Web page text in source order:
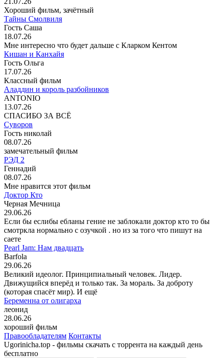
Хороший фильм, зачётный
Тайны Смолвиля
Гость Саша
18.07.26
Мне интересно что будет дальше с Кларком Кентом
Кишан и Канхайя
Гость Ольга
17.07.26
Классный фильм
Аладдин и король разбойников
ANTONIO
13.07.26
СПАСИБО ЗА ВСЁ
Суворов
Гость николай
08.07.26
замечательный фильм
РЭД 2
Геннадий
08.07.26
Мне нравится этот фильм
Доктор Кто
Черная Мечница
29.06.26
Если бы еслибы ебланы гение не заблокали доктор кто то бы
смотркла нормально с озучкой . но из за того что пишут на
саете
Pearl Jam: Нам двадцать
Barfola
29.06.26
Великий идеолог. Принципиальный человек. Лидер.
Движущийся вперёд и только так. За мораль. За доброту
(которая спасёт мир). И ещё
Беременна от олигарха
леонид
28.06.26
хороший фильм
Правообладателям Контакты
Ugorinicha.top - фильмы скачать с торрента на каждый день
бесплатно